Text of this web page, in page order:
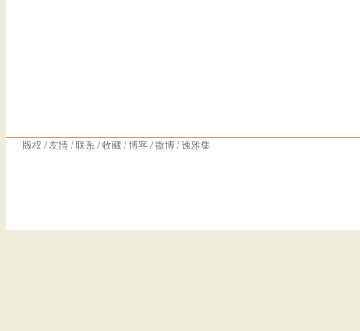
版权 /友情 /联系 /收藏 /博客 /微博 /逸雅集